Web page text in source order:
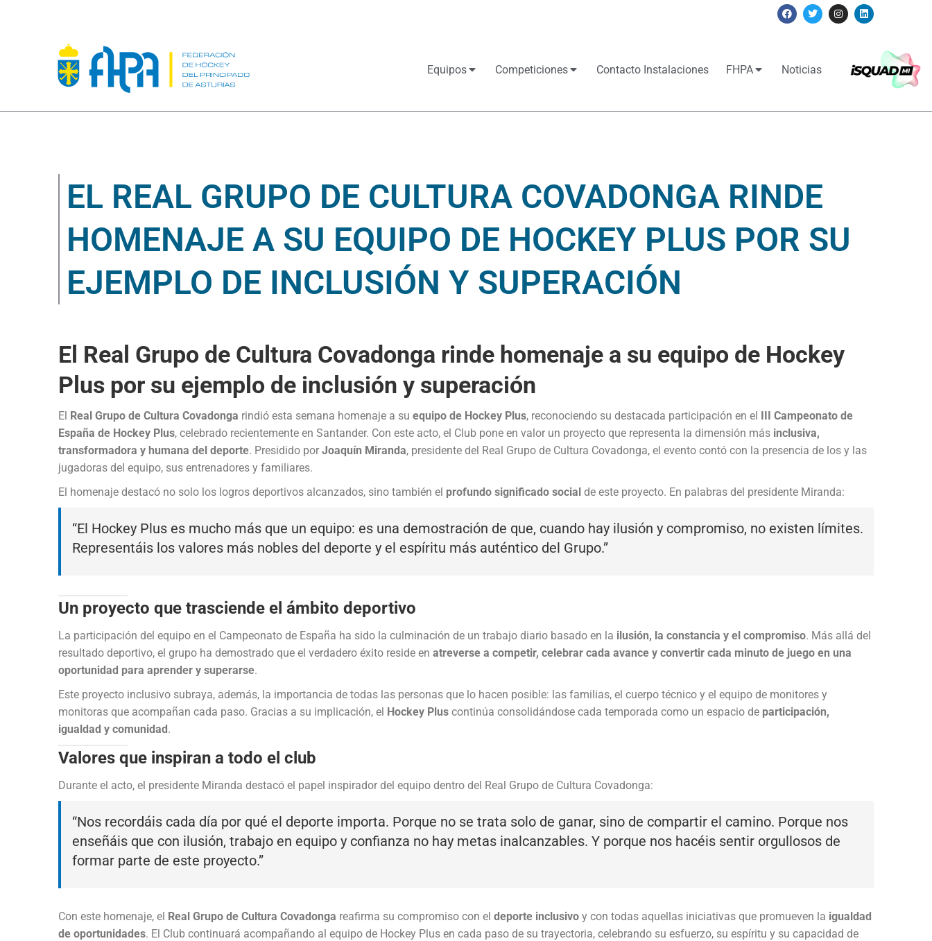
Equipos Competiciones Contacto Instalaciones FHPA Noticias
EL REAL GRUPO DE CULTURA COVADONGA RINDE
HOMENAJE A SU EQUIPO DE HOCKEY PLUS POR SU
EJEMPLO DE INCLUSIÓN Y SUPERACIÓN
El Real Grupo de Cultura Covadonga rinde homenaje a su equipo de Hockey
Plus por su ejemplo de inclusión y superación
El Real Grupo de Cultura Covadonga rindió esta semana homenaje a su equipo de Hockey Plus, reconociendo su destacada participación en el III Campeonato de
España de Hockey Plus, celebrado recientemente en Santander. Con este acto, el Club pone en valor un proyecto que representa la dimensión más inclusiva,
transformadora y humana del deporte. Presidido por Joaquín Miranda, presidente del Real Grupo de Cultura Covadonga, el evento contó con la presencia de los y las
jugadoras del equipo, sus entrenadores y familiares.
El homenaje destacó no solo los logros deportivos alcanzados, sino también el profundo significado socialde este proyecto. En palabras del presidente Miranda:
“El Hockey Plus es mucho más que un equipo: es una demostración de que, cuando hay ilusión y compromiso, no existen límites.
Representáis los valores más nobles del deporte y el espíritu más auténtico del Grupo.”
Un proyecto que trasciende el ámbito deportivo
La participación del equipo en el Campeonato de España ha sido la culminación de un trabajo diario basado en la ilusión, la constancia y el compromiso. Más allá del
resultado deportivo, el grupo ha demostrado que el verdadero éxito reside en atreverse a competir, celebrar cada avance y convertir cada minuto de juego en una
oportunidad para aprender y superarse.
Este proyecto inclusivo subraya, además, la importancia de todas las personas que lo hacen posible: las familias, el cuerpo técnico y el equipo de monitores y
monitoras que acompañan cada paso. Gracias a su implicación, el Hockey Pluscontinúa consolidándose cada temporada como un espacio de participación,
igualdad y comunidad.
Valores que inspiran a todo el club
Durante el acto, el presidente Miranda destacó el papel inspirador del equipo dentro del Real Grupo de Cultura Covadonga:
“Nos recordáis cada día por qué el deporte importa. Porque no se trata solo de ganar, sino de compartir el camino. Porque nos
enseñáis que con ilusión, trabajo en equipo y confianza no hay metas inalcanzables. Y porque nos hacéis sentir orgullosos de
formar parte de este proyecto.”
Con este homenaje, el Real Grupo de Cultura Covadonga reafirma su compromiso con el deporte inclusivoy con todas aquellas iniciativas que promueven la igualdad
de oportunidades. El Club continuará acompañando al equipo de Hockey Plus en cada paso de su trayectoria, celebrando su esfuerzo, su espíritu y su capacidad de